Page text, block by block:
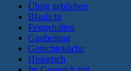
Übrig geblieben
Blaulicht
Festgehalten
Gastbeitrag
Gerüchteküche
Historisch